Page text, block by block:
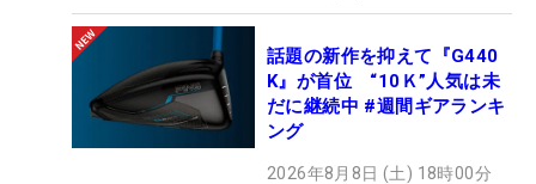
話題の新作を抑えて『G440
K』が首位 “10Ｋ”人気は未
だに継続中 #週間ギアランキ
ング
2026年8月8日 (土) 18時00分